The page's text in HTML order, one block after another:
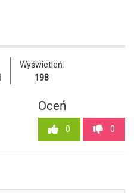
Wyświetleń:
198
Oceń
0 0